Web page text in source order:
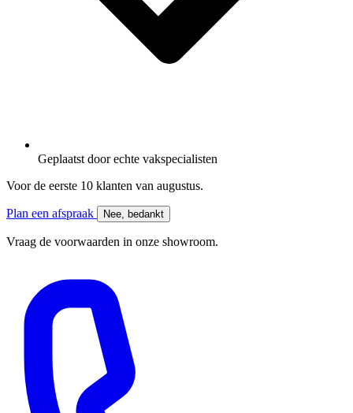
Geplaatst doorechte vakspecialisten
Voor de eerste 10 klanten van augustus.
Plan een afspraak Nee, bedankt
Vraag de voorwaarden in onze showroom.